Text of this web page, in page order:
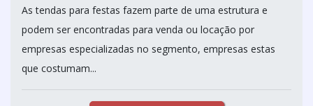
As tendas para festas fazem parte de uma estrutura e
podem ser encontradas para venda ou locação por
empresas especializadas no segmento, empresas estas
que costumam...